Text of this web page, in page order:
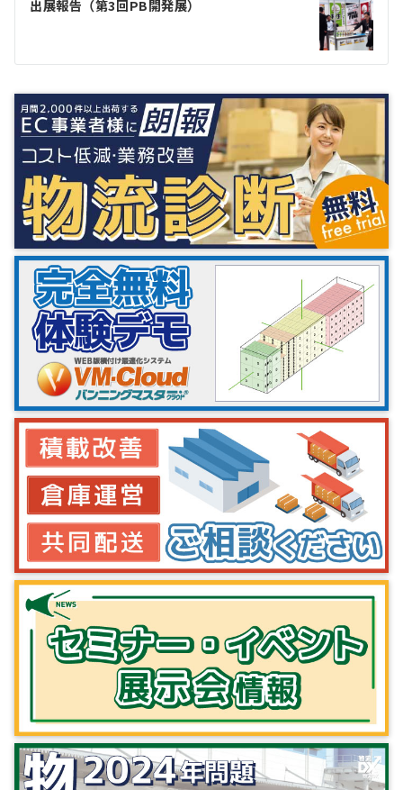
ゲ
シ
ョ
ン
出展報告（第3回PB開発展）